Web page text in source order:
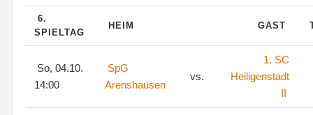
6.
SPIELTAG
HEIM GAST
So, 04.10.
14:00
SpG
Arenshausen
vs.
1. SC
Heiligenstadt
II